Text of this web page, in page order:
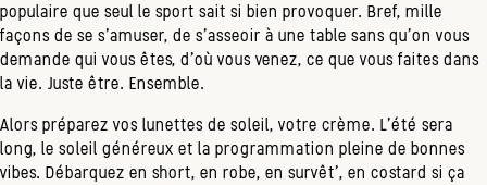
populaire que seul le sport sait si bien provoquer. Bref, mille
façons de se s’amuser, de s'asseoir à une table sans qu'on vous
demande qui vous êtes, d'où vous venez, ce que vous faites dans
la vie. Juste être. Ensemble.
Alors préparez vos lunettes de soleil, votre crème. L'été sera
long, le soleil généreux et la programmation pleine de bonnes
vibes. Débarquez en short, en robe, en survêt', en costard si ça